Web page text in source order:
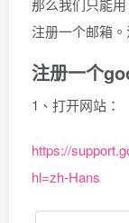
那么我们只能
注册一个邮箱
注册一个
1、打开网站：
​https://
hl=zh-Hans​